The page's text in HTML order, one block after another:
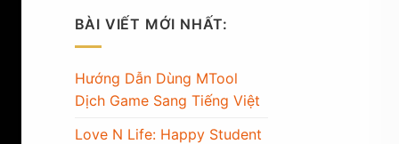
BÀI VIẾT MỚI NHẤT:
Hướng Dẫn Dùng MTool
Dịch Game Sang Tiếng Việt
Love N Life: Happy Student